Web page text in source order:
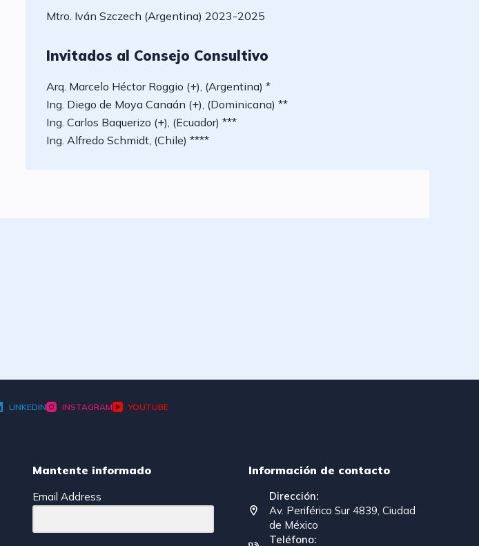
Mtro. Iván Szczech (Argentina) 2023-2025
Invitados al Consejo Consultivo
Arq. Marcelo Héctor Roggio (+), (Argentina) *
Ing. Diego de Moya Canaán (+), (Dominicana) **
Ing. Carlos Baquerizo (+), (Ecuador) ***
Ing. Alfredo Schmidt, (Chile) ****
LINKEDIN INSTAGRAM YOUTUBE
Mantente informado
Email Address
Información de contacto
Dirección:
Av. Periférico Sur 4839, Ciudad
de México
Teléfono: